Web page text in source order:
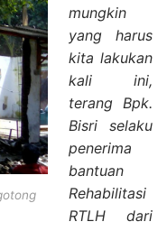
mungkin
yang harus
kita lakukan
kali ini,
terang Bpk.
Bisri selaku
penerima
bantuan
Rehabilitasi
RTLH dari